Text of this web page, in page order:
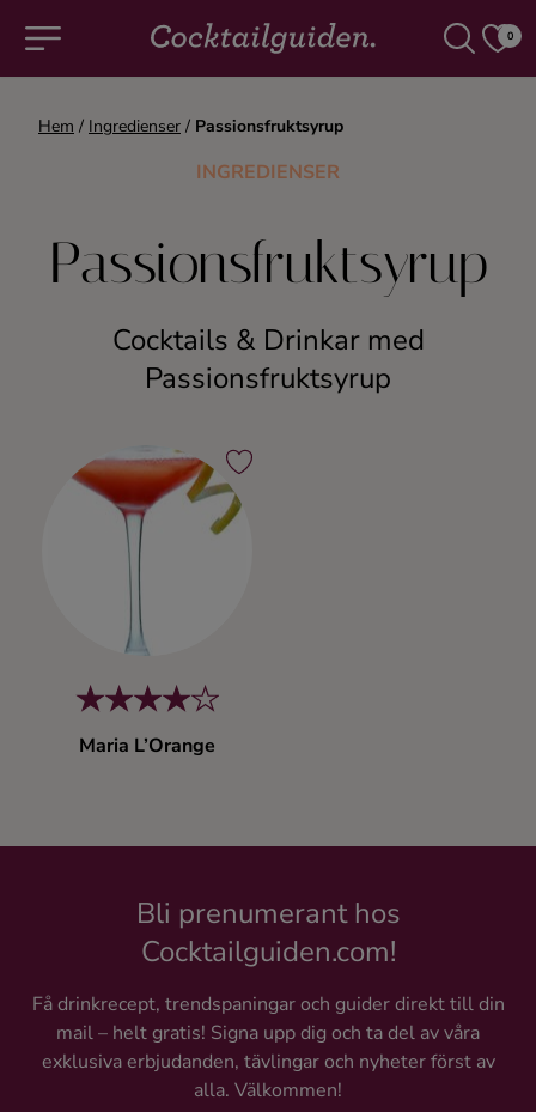
0
COCKTAILS & DRINKAR
Alkoholfritt
Champagne
Gin
Likör
Whisky
Hem / Ingredienser / Passionsfruktsyrup
INGREDIENSER
Passionsfruktsyrup
Cocktails & Drinkar med
Passionsfruktsyrup
Maria L’Orange
Bli prenumerant hos
Cocktailguiden.com!
Få drinkrecept, trendspaningar och guider direkt till din
mail – helt gratis! Signa upp dig och ta del av våra
exklusiva erbjudanden, tävlingar och nyheter först av
alla. Välkommen!